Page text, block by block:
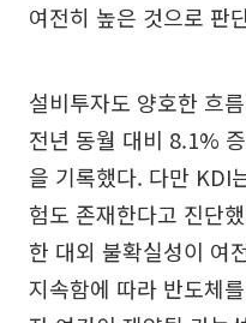
여전히 높은 것으로 판
설비투자도 양호한 흐
전년 동월 대비 8.1%
을 기록했다. 다만 KDI
험도 존재한다고 진단
한 대외 불확실성이 여
지속함에 따라 반도체